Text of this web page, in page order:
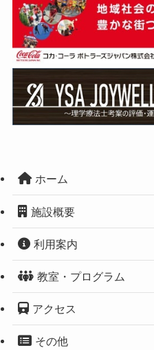
ホーム
施設概要
利用案内
教室・プログラム
アクセス
その他